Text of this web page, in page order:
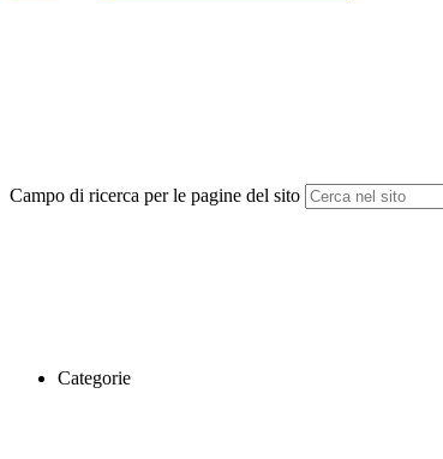
Campo di ricerca per le pagine del sito
Categorie